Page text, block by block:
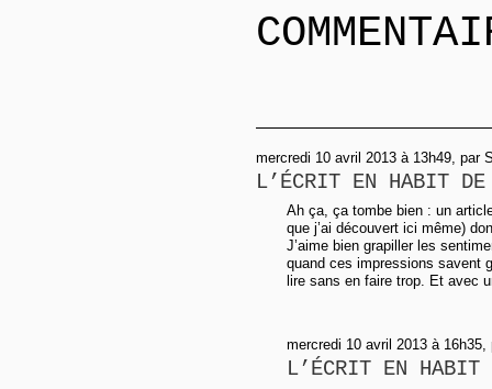
mercredi 10 avril 2013 à 13h49, par
L’ÉCRIT EN HABIT
Ah ça, ça tombe bien : un
que j’ai découvert ici même)
J’aime bien grapiller les
quand ces impressions savent
lire sans en faire trop. Et avec
mercredi 10 avril 2013 à 16h35,
L’ÉCRIT EN HABIT